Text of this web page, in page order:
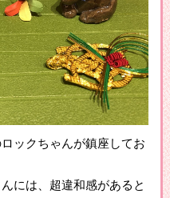
ックちゃんが鎮座してお
には、超違和感があると